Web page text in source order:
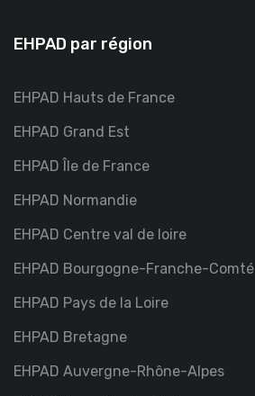
EHPAD par région
EHPAD Hauts de France
EHPAD Grand Est
EHPAD Île de France
EHPAD Normandie
EHPAD Centre val de loire
EHPAD Bourgogne-Franche-Comté
EHPAD Pays de la Loire
EHPAD Bretagne
EHPAD Auvergne-Rhône-Alpes